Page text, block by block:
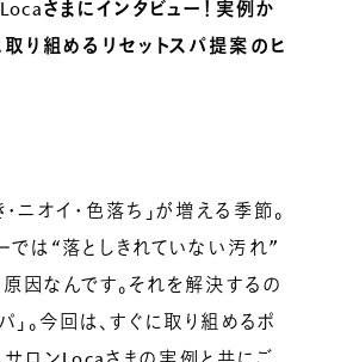
さまにインタビュー！実例か
取り組めるリセットスパ提案のヒ
ニオイ・色落ち」が増える季節。
では“落としきれていない汚れ”
因なんです。それを解決するの
」。今回は、すぐに取り組めるポ